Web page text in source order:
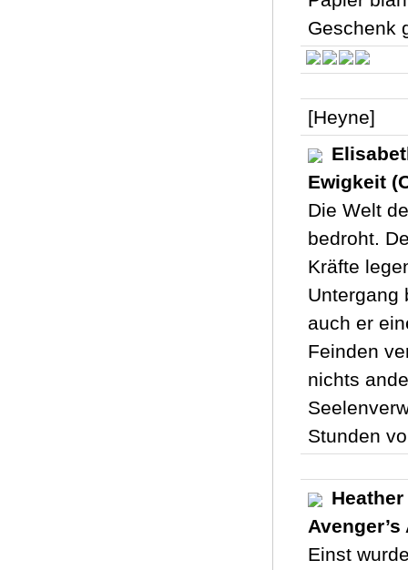
Geschenk
[Heyne]
Ewigkeit
Die Welt
bedroht.
Kräfte
Untergang
auch er
Feinden
nichts
Stunden
Avenger’s
Einst